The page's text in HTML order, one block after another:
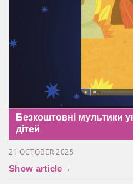
Безкоштовні мультики
дітей
21 OCTOBER 2025
Show article →